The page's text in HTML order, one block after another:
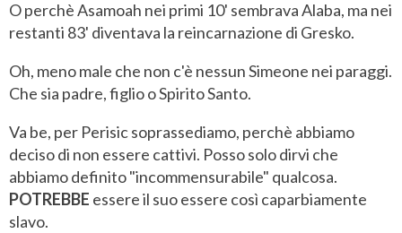
O perchè Asamoah nei primi 10' sembrava Alaba, ma nei
restanti 83' diventava la reincarnazione di Gresko.
Oh, meno male che non c'è nessun Simeone nei paraggi.
Che sia padre, figlio o Spirito Santo.
Va be, per Perisic soprassediamo, perchè abbiamo
deciso di non essere cattivi. Posso solo dirvi che
abbiamo definito "incommensurabile" qualcosa.
POTREBBE essere il suo essere così caparbiamente
slavo.